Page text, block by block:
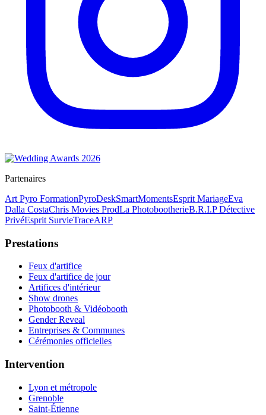
Partenaires
Art Pyro FormationPyroDeskSmartMomentsEsprit MariageEva
Dalla CostaChris Movies ProdLa PhotobootherieB.R.I.P Détective
PrivéEsprit SurvieTraceARP
Prestations
Feux d'artifice
Feux d'artifice de jour
Artifices d'intérieur
Show drones
Photobooth & Vidéobooth
Gender Reveal
Entreprises & Communes
Cérémonies officielles
Intervention
Lyon et métropole
Grenoble
Saint-Étienne